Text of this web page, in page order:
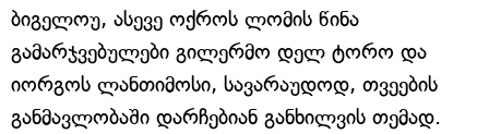
ბიგელოუ, ასევე ოქროს ლომის წინა
გამარჯვებულები გილერმო დელ ტორო და
იორგოს ლანთიმოსი, სავარაუდოდ, თვეების
განმავლობაში დარჩებიან განხილვის თემად.